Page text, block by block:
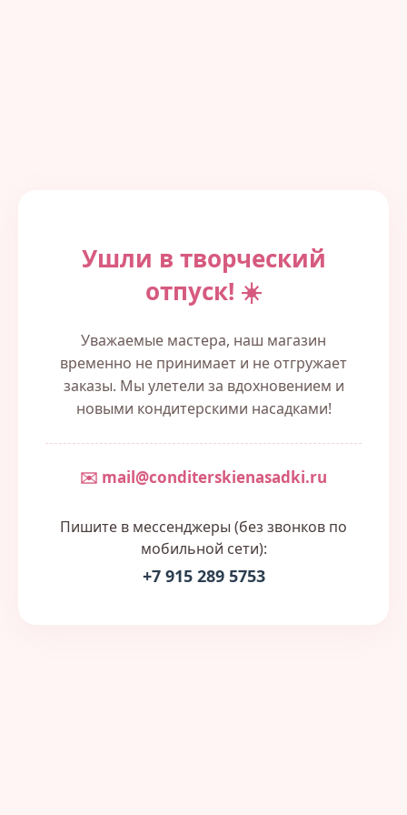
Ушли в творческий
отпуск! ☀️
Уважаемые мастера, наш магазин
временно не принимает и не отгружает
заказы. Мы улетели за вдохновением и
новыми кондитерскими насадками!
✉️ mail@conditerskienasadki.ru
Пишите в мессенджеры (без звонков по
мобильной сети):
+7 915 289 5753